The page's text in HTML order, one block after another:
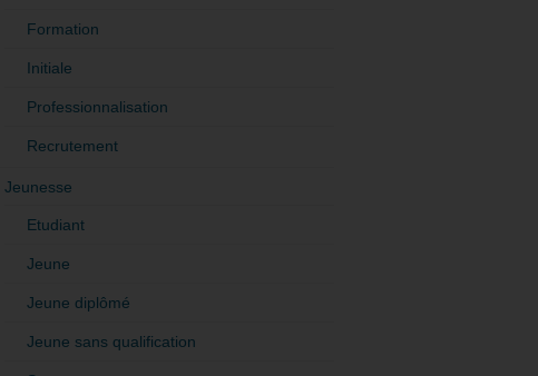
Formation
Initiale
Professionnalisation
Recrutement
Jeunesse
Etudiant
Jeune
Jeune diplômé
Jeune sans qualification